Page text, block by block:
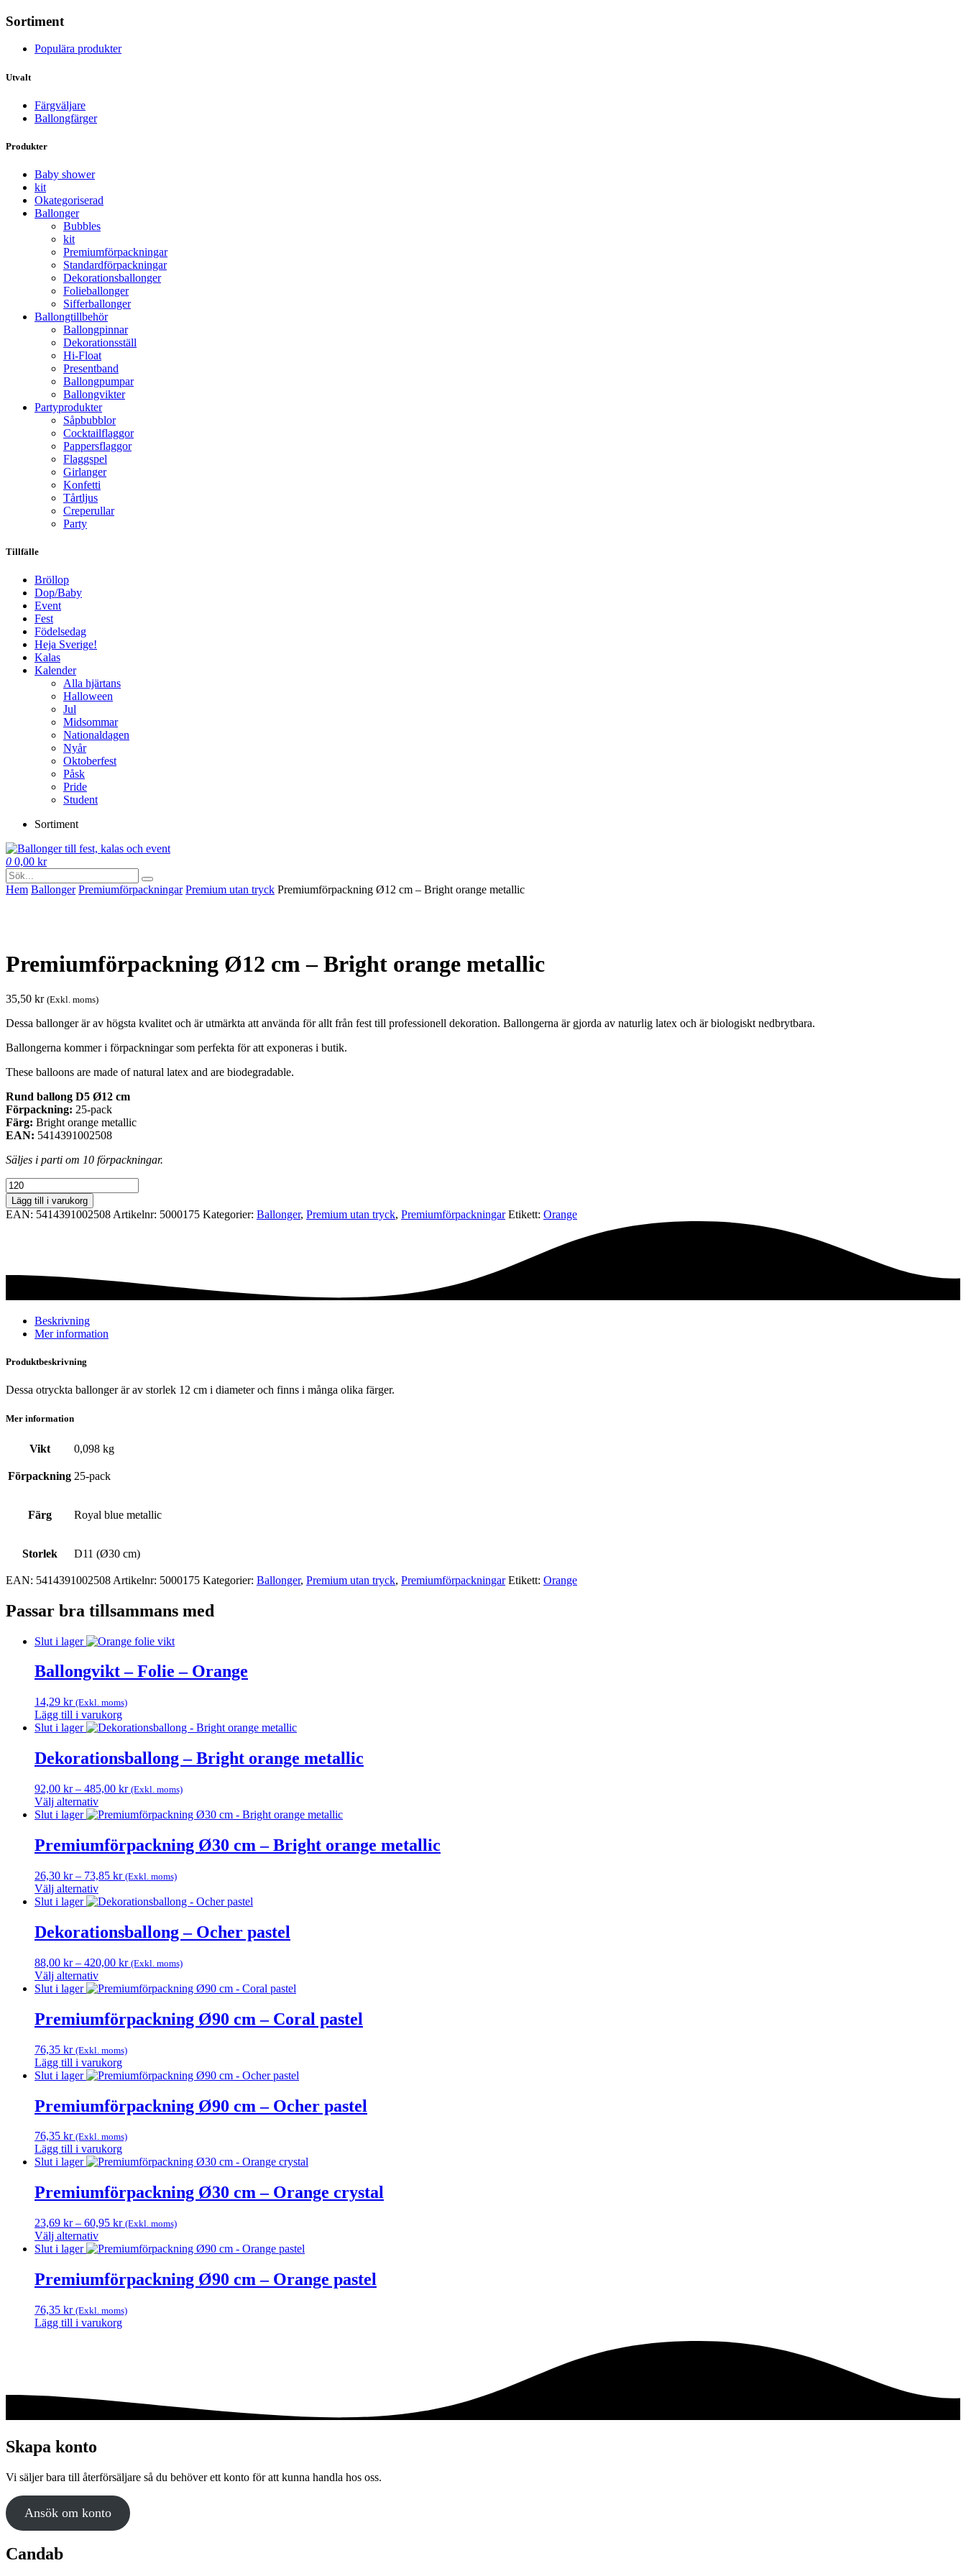
Sortiment
Populära produkter
Utvalt
Färgväljare
Ballongfärger
Produkter
Baby shower
kit
Okategoriserad
Ballonger
Bubbles
kit
Premium­förpackningar
Standard­­förpackningar
Dekorations­ballonger
Folie­­­ballonger
Siffer­­ballonger
Ballong­tillbehör
Ballongpinnar
Dekorationsställ
Hi-Float
Presentband
Ballongpumpar
Ballong­vikter
Party­­produkter
Såpbubblor
Cocktail­flaggor
Pappers­flaggor
Flaggspel
Girlanger
Konfetti
Tårtljus
Creperullar
Party
Tillfälle
Bröllop
Dop/Baby
Event
Fest
Födelsedag
Heja Sverige!
Kalas
Kalender
Alla hjärtans
Halloween
Jul
Midsommar
Nationaldagen
Nyår
Oktoberfest
Påsk
Pride
Student
Sortiment
0 0,00 kr
Hem Ballonger Premium­förpackningar Premium utan tryck Premiumförpackning Ø12 cm – Bright orange metallic
Premiumförpackning Ø12 cm – Bright orange metallic
35,50 kr (Exkl. moms)
Dessa ballonger är av högsta kvalitet och är utmärkta att använda för allt från fest till professionell dekoration. Ballongerna är gjorda av naturlig latex och är biologiskt nedbrytbara.
Ballongerna kommer i förpackningar som perfekta för att exponeras i butik.
These balloons are made of natural latex and are biodegradable.
Rund ballong D5 Ø12 cm
Förpackning: 25-pack
Färg: Bright orange metallic
EAN: 5414391002508
Säljes i parti om 10 förpackningar.
Premiumförpackning
Ø12
cm
-
mängd
Lägg till i varukorg
EAN: 5414391002508 Artikelnr: 5000175 Kategorier: Ballonger, Premium utan tryck, Premium­förpackningar Etikett: Orange
Beskrivning
Mer information
Produktbeskrivning
Dessa otryckta ballonger är av storlek 12 cm i diameter och finns i många olika färger.
Mer information
Vikt 0,098 kg
Förpackning 25-pack
Färg Royal blue metallic
Storlek D11 (Ø30 cm)
EAN: 5414391002508 Artikelnr: 5000175 Kategorier: Ballonger, Premium utan tryck, Premium­förpackningar Etikett: Orange
Passar bra tillsammans med
Slut i lager
Ballongvikt – Folie – Orange
14,29 kr (Exkl. moms)
Lägg till i varukorg
Slut i lager
Dekorationsballong – Bright orange metallic
92,00 kr – 485,00 krPrisintervall:
till
(Exkl. moms)
Välj alternativ
Den
produkten
har
varianter.
De
olika
kan
väljas
på
produktsidan
Slut i lager
Premiumförpackning Ø30 cm – Bright orange metallic
26,30 kr – 73,85 krPrisintervall:
till
(Exkl. moms)
Välj alternativ
Den
produkten
har
varianter.
De
olika
kan
väljas
på
produktsidan
Slut i lager
Dekorationsballong – Ocher pastel
88,00 kr – 420,00 krPrisintervall:
till
(Exkl. moms)
Välj alternativ
Den
produkten
har
varianter.
De
olika
kan
väljas
på
produktsidan
Slut i lager
Premiumförpackning Ø90 cm – Coral pastel
76,35 kr (Exkl. moms)
Lägg till i varukorg
Slut i lager
Premiumförpackning Ø90 cm – Ocher pastel
76,35 kr (Exkl. moms)
Lägg till i varukorg
Slut i lager
Premiumförpackning Ø30 cm – Orange crystal
23,69 kr – 60,95 krPrisintervall:
till
(Exkl. moms)
Välj alternativ
Den
produkten
har
varianter.
De
produktsidan
Slut i lager
Premiumförpackning Ø90 cm – Orange pastel
76,35 kr (Exkl. moms)
Lägg till i varukorg
Skapa konto
Vi säljer bara till återförsäljare så du behöver ett konto för att kunna handla hos oss.
Ansök om konto
Candab